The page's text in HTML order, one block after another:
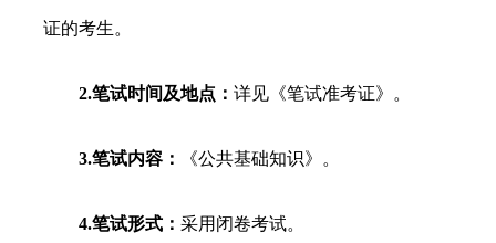
证的考生。
2.笔试时间及地点： 详见《笔试准考证》。
3.笔试内容： 《公共基础知识》。
4.笔试形式： 采用闭卷考试。